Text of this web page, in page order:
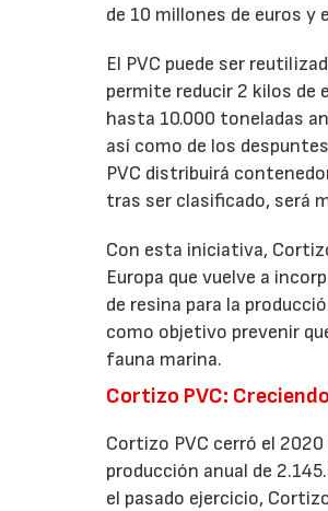
de 10 millones de euros y
El PVC puede ser
permite reducir 2 kilos de
hasta 10.000 toneladas
así como de los
PVC distribuirá
tras ser clasificado, será
Con esta iniciativa,
Europa que vuelve a
de resina para la
como objetivo prevenir
fauna marina.
Cortizo PVC:
Cortizo PVC cerró el
producción anual de
el pasado ejercicio,